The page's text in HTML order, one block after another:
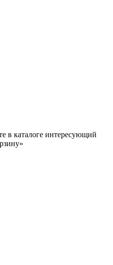
в каталоге интересующий